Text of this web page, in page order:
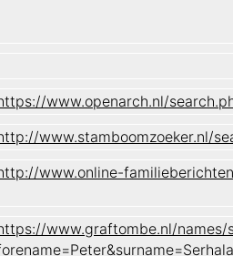
www.openarch.nl/
www.stamboomzoeker.nl/
www.online-
www.graftombe.nl/names/